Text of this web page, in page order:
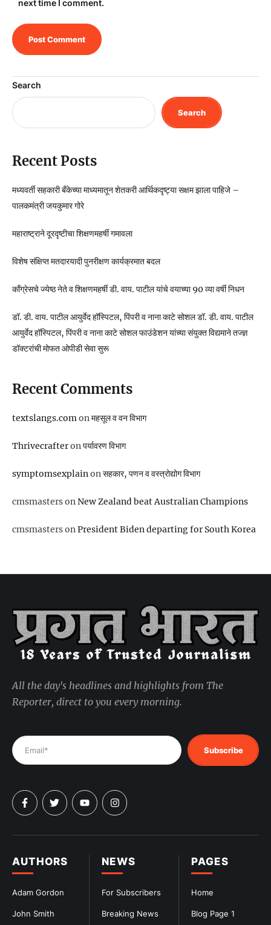
next time I comment.
Search
Search
Recent Posts
मध्यवर्ती सहकारी बँकेच्या माध्यमातून शेतकरी आर्थिकदृष्ट्या सक्षम झाला पाहिजे –
पालकमंत्री जयकुमार गोरे
महाराष्ट्राने दूरदृष्टीचा शिक्षणमहर्षी गमावला
विशेष संक्षिप्त मतदारयादी पुनरीक्षण कार्यक्रमात बदल
काँग्रेसचे ज्येष्ठ नेते व शिक्षणमहर्षी डी. वाय. पाटील यांचे वयाच्या 90 व्या वर्षी निधन
डॉ. डी. वाय. पाटील आयुर्वेद हॉस्पिटल, पिंपरी व नाना काटे सोशल डॉ. डी. वाय. पाटील
आयुर्वेद हॉस्पिटल, पिंपरी व नाना काटे सोशल फाउंडेशन यांच्या संयुक्त विद्यमाने तज्ज्ञ
डॉक्टरांची मोफत ओपीडी सेवा सुरू
Recent Comments
textslangs.comonमहसूल व वन विभाग
Thrivecrafteronपर्यावरण विभाग
symptomsexplainonसहकार, पणन व वस्‍त्रोद्योग विभाग
cmsmastersonNew Zealand beat Australian Champions
cmsmastersonPresident Biden departing for South Korea
PAGES
Home
Blog Page 1
NEWS
For Subscribers
Breaking News
AUTHORS
Adam Gordon
John Smith
All the day's headlines and highlights from The
Reporter, direct to you every morning.
Subscribe